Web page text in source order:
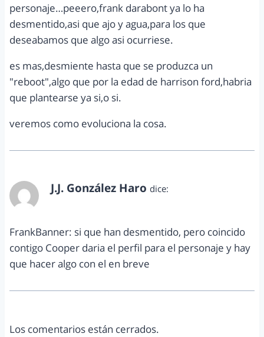
personaje…peeero,frank darabont ya lo ha
desmentido,asi que ajo y agua,para los que
deseabamos que algo asi ocurriese.
es mas,desmiente hasta que se produzca un
"reboot",algo que por la edad de harrison ford,habria
que plantearse ya si,o si.
veremos como evoluciona la cosa.
J.J. González Haro dice:
FrankBanner: si que han desmentido, pero coincido
contigo Cooper daria el perfil para el personaje y hay
que hacer algo con el en breve
Los comentarios están cerrados.